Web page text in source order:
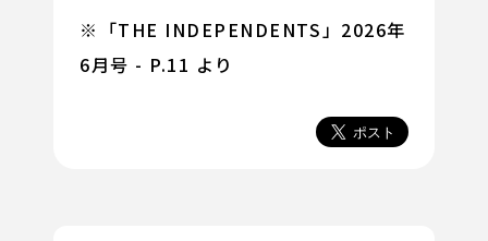
※「THE INDEPENDENTS」2026年
6月号 - P.11 より